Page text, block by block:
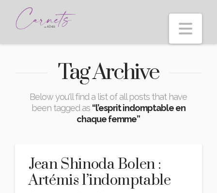
Tag Archive
Below you'll find a list of all posts that have
been tagged as “l’esprit indomptable en
chaque femme”
Jean Shinoda Bolen :
Artémis l’indomptable